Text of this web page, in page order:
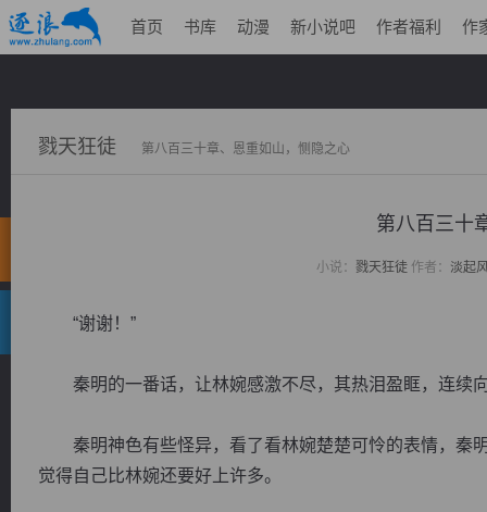
首页 书库 动漫 新小说吧 作者福利 作
戮天狂徒 第八百三十章、恩重如山，恻隐之心
第八百三十
小说： 戮天狂徒作者： 淡起
“谢谢！”
秦明的一番话，让林婉感激不尽，其热泪盈眶，连续
秦明神色有些怪异，看了看林婉楚楚可怜的表情，秦
觉得自己比林婉还要好上许多。